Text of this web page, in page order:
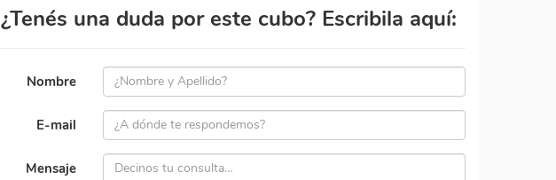
¿Tenés una duda por este cubo? Escribila aquí:
Nombre
E-mail
Mensaje